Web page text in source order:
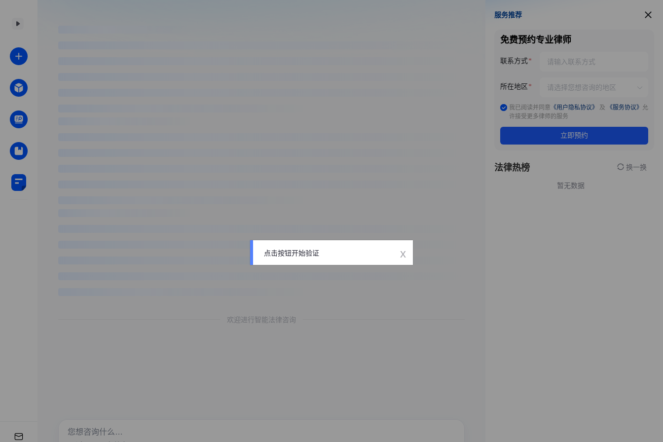
欢迎进行智能法律咨询
服务推荐
服务推荐
免费预约专业律师
联系方式
所在地区
我已阅读并同意 《用户隐私协议》 及 《服务协议》 允
许接受更多律师的服务
立即预约
法律热榜 换一换
暂无数据
点击按钮开始验证 x